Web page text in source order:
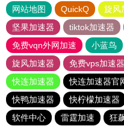
网站地图 QuickQ 旋风
坚果加速器
tiktok加速器
免费vqn外网加速
小蓝鸟
旋风加速器
免费vps加速
快连加速器
快连加速器官
快鸭加速器
快柠檬加速器
软件中心
雷霆加速 狂